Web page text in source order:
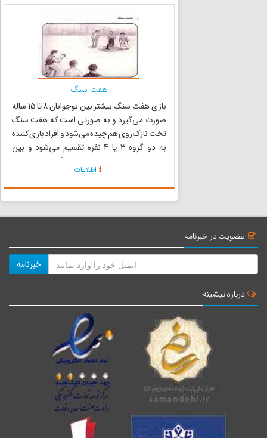
هفت سنگ
بازی هفت سنگ بیشتر بین نوجوانان 8 تا 15 ساله
صورت می‌گیرد و به صورتی است که هفت سنگ
تخت نازک روی هم چیده می‌شود و افراد بازی کننده
به دو گروه 3 یا 4 نفره تقسیم می‌شود و بین
خودشان تعیین می‌کنند که کدام گروه اول بازی را
شروع کند گروه شروع کننده با توپ سنگهای چیده
شده را نشانه می‌گیرند که...
اطلاعات
عضویت در خبرنامه
خبرنامه
درباره تیشینه